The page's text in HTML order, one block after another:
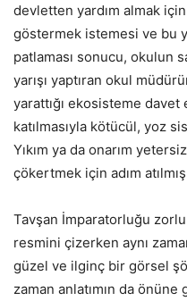
devletten yardım almak
göstermek istemesi ve bu
patlaması sonucu, okulun
yarışı yaptıran okul
yarattığı ekosisteme davet
katılmasıyla kötücül, yoz
Yıkım ya da onarım
çökertmek için adım
Tavşan İmparatorluğu
resmini çizerken aynı
güzel ve ilginç bir görsel
zaman anlatımın da